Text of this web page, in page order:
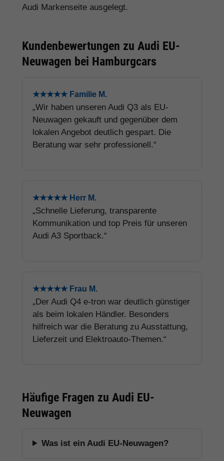
Audi Markenseite ausgelegt.
Kundenbewertungen zu Audi EU-
Neuwagen bei Hamburgcars
★★★★★ Familie M.
„Wir haben unseren Audi Q3 als EU-
Neuwagen gekauft und gegenüber dem
lokalen Angebot deutlich gespart. Die
Beratung war sehr professionell.“
★★★★★ Herr M.
„Schnelle Lieferung, transparente
Kommunikation und top Preis für unseren
Audi A3 Sportback.“
★★★★★ Frau M.
„Der Audi Q4 e-tron war deutlich günstiger
als beim lokalen Händler. Besonders
hilfreich war die Beratung zu Ausstattung,
Lieferzeit und Elektroauto-Themen.“
Häufige Fragen zu Audi EU-
Neuwagen
Was ist ein Audi EU-Neuwagen?